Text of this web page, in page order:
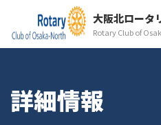
大阪北ロータ
Rotary Club of
詳細情報